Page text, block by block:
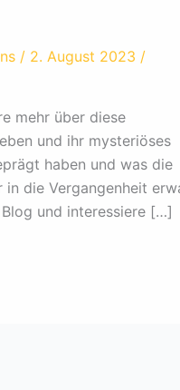
/ 2. August 2023 /
mehr über diese
und ihr mysteriöses
haben und was die
die Vergangenheit
und interessiere […]